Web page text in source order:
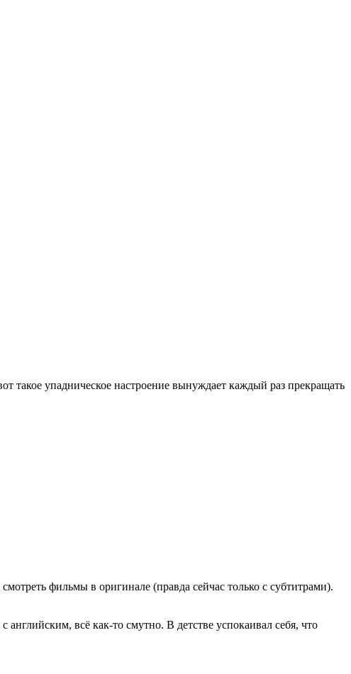
такое упадническое настроение вынуждает каждый раз прекращать
фильмы в оригинале (правда сейчас только с субтитрами).
всё как-то смутно. В детстве успокаивал себя, что